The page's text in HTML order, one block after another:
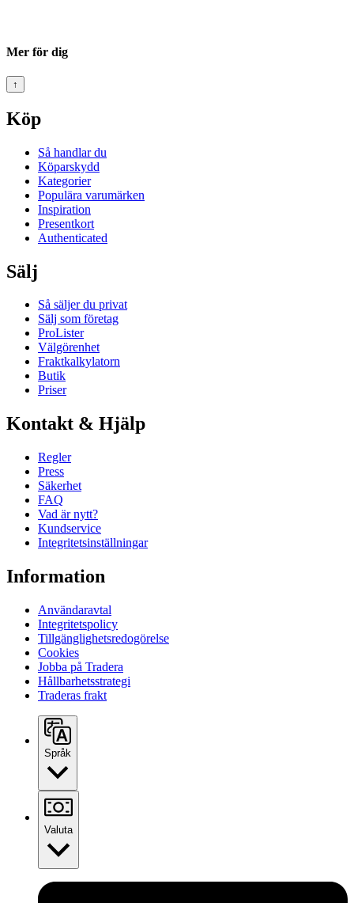
Mer för dig
↑
Köp
Så handlar du
Köparskydd
Kategorier
Populära varumärken
Inspiration
Presentkort
Authenticated
Sälj
Så säljer du privat
Sälj som företag
ProLister
Välgörenhet
Fraktkalkylatorn
Butik
Priser
Kontakt & Hjälp
Regler
Press
Säkerhet
FAQ
Vad är nytt?
Kundservice
Integritetsinställningar
Information
Användaravtal
Integritetspolicy
Tillgänglighetsredogörelse
Cookies
Jobba på Tradera
Hållbarhetsstrategi
Traderas frakt
Språk
Valuta